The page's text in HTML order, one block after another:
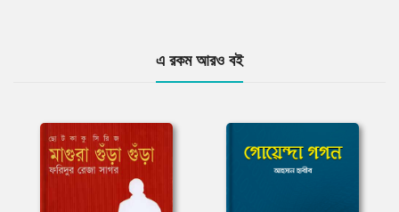
এ রকম আরও বই